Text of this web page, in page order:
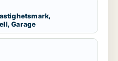
Garage